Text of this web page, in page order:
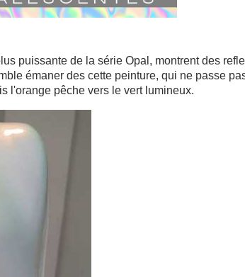
puissante de la série Opal, montrent des
émaner des cette peinture, qui ne passe
l'orange pêche vers le vert lumineux.